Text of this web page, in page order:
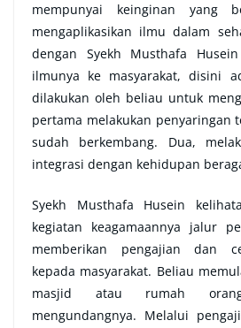
mempunyai keinginan yang
mengaplikasikan ilmu dalam
dengan Syekh Musthafa
ilmunya ke masyarakat, disini
dilakukan oleh beliau untuk
pertama melakukan penyaringan
sudah berkembang. Dua,
integrasi dengan kehidupan
Syekh Musthafa Husein
kegiatan keagamaannya jalur
memberikan pengajian dan
kepada masyarakat. Beliau
masjid atau rumah
mengundangnya. Melalui